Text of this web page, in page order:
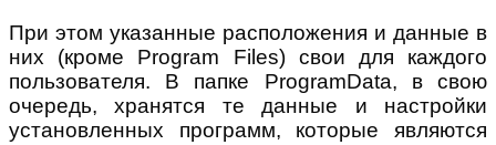
При этом указанные расположения и данные в
них (кроме Program Files) свои для каждого
пользователя. В папке ProgramData, в свою
очередь, хранятся те данные и настройки
установленных программ, которые являются